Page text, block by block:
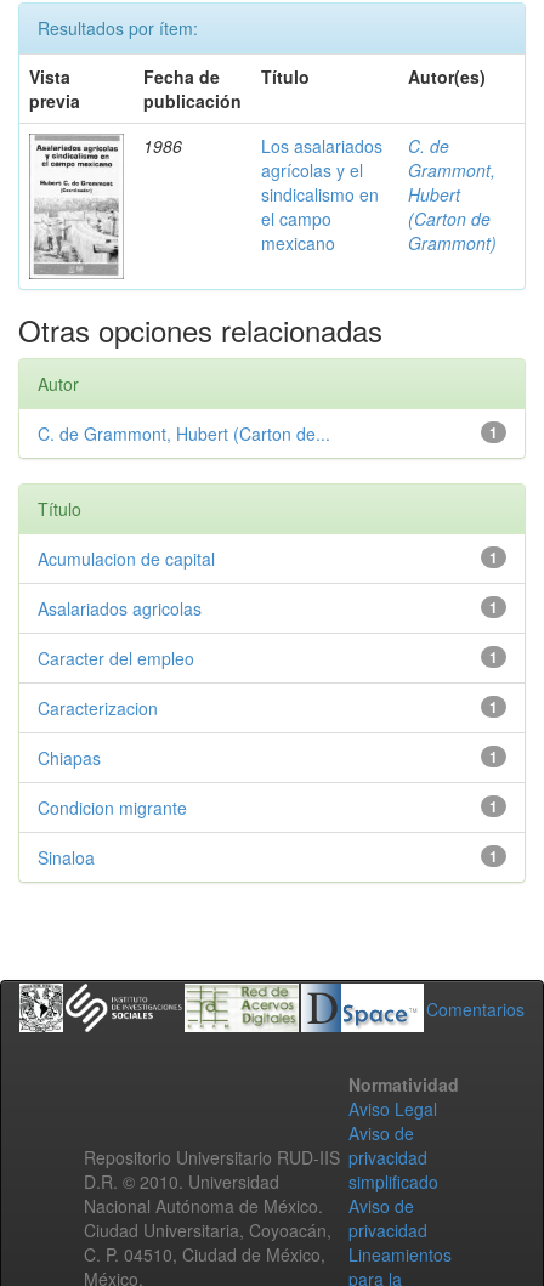
Resultados por ítem:
Vista
previa
Fecha de
publicación
Título Autor(es)
1986
Los asalariados
agrícolas y el
sindicalismo en
el campo
mexicano
C. de
Grammont,
Hubert
(Carton de
Grammont)
Otras opciones relacionadas
Autor
1
C. de Grammont, Hubert (Carton de...
Título
1
Acumulacion de capital
1
Asalariados agricolas
1
Caracter del empleo
1
Caracterizacion
1
Chiapas
1
Condicion migrante
1
Sinaloa
Comentarios
Repositorio Universitario RUD-IIS
D.R. © 2010. Universidad
Nacional Autónoma de México.
Ciudad Universitaria, Coyoacán,
C. P. 04510, Ciudad de México,
México.
Normatividad
Aviso Legal
Aviso de
privacidad
simplificado
Aviso de
privacidad
Lineamientos
para la